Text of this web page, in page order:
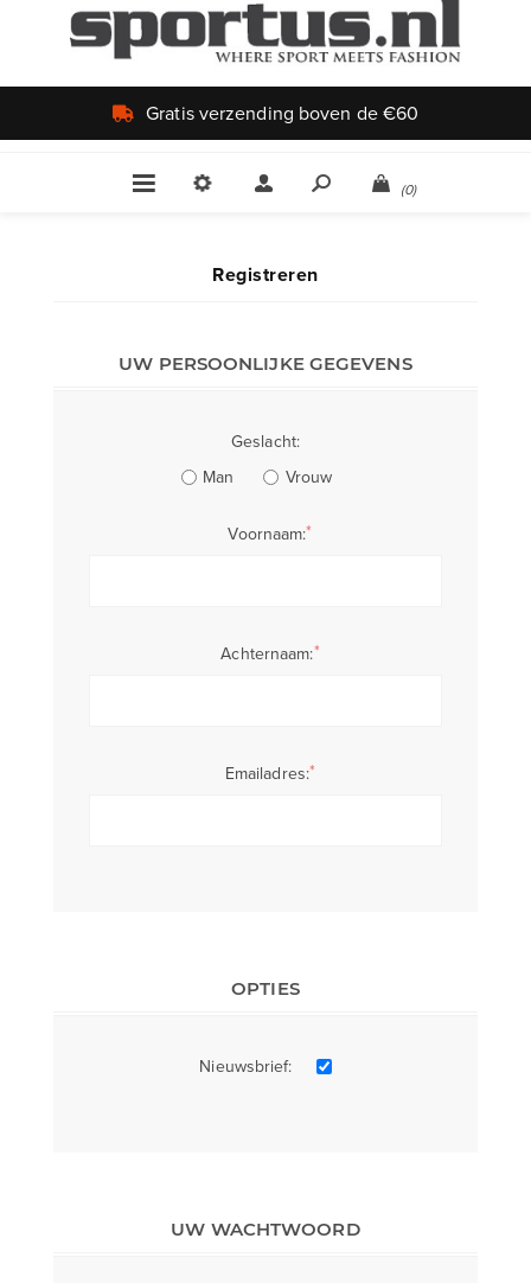
Gratis verzending boven de €60
(0)
Registreren
UW PERSOONLIJKE GEGEVENS
Geslacht:
Man
Vrouw
Voornaam:*
Achternaam:*
Emailadres:*
OPTIES
Nieuwsbrief:
UW WACHTWOORD